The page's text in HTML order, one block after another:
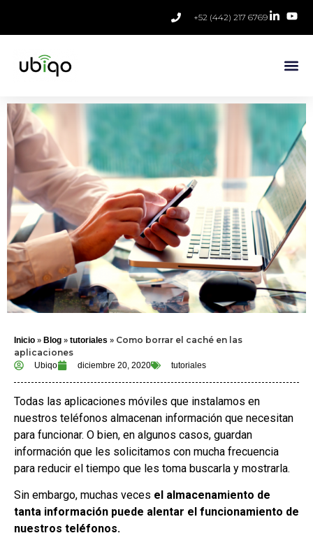
+52 (442) 217 6769
Inicio » Blog » tutoriales » Como borrar el caché en las
aplicaciones
Ubiqo diciembre 20, 2020 tutoriales
Todas las aplicaciones móviles que instalamos en
nuestros teléfonos almacenan información que necesitan
para funcionar. O bien, en algunos casos, guardan
información que les solicitamos con mucha frecuencia
para reducir el tiempo que les toma buscarla y mostrarla.
Sin embargo, muchas veces el almacenamiento de
tanta información puede alentar el funcionamiento de
nuestros teléfonos.